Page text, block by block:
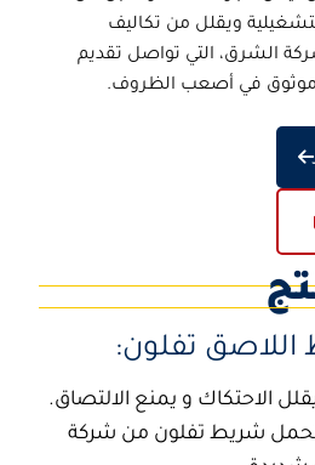
ويقلل من تكاليف
الشرق، التي تواصل تقديم
موثوق في أصعب الظروف.
تفلون:
الاحتكاك و يمنع الالتصاق.
شريط تفلون من شركة